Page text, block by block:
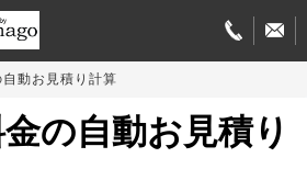
動お見積り計算
の自動お見積り